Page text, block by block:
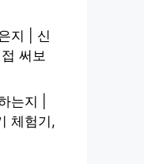
지 | 신
써보
는지 |
체험기,